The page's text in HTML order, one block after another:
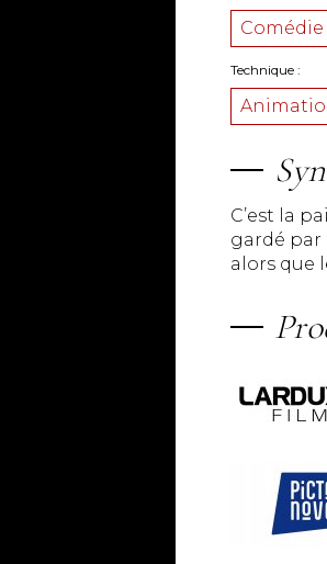
Comédie
Technique
C’est la
gardé par
alors que